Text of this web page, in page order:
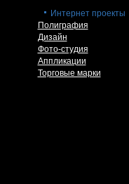
Интернет проекты
Полиграфия
Дизайн
Фото-студия
Аппликации
Торговые марки